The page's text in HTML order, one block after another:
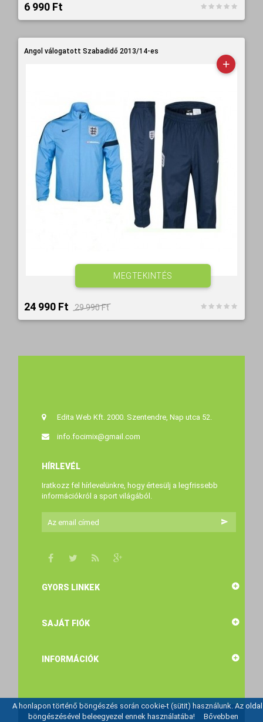
6 990 Ft‎
Angol válogatott Szabadidő 2013/14-es
24 990 Ft‎ 29 990 Ft‎
MEGTEKINTÉS
Edita Web Kft. 2000. Szentendre, Nap utca 52.
info.focimix@gmail.com
HÍRLEVÉL
Iratkozz fel hírlevelünkre, hogy értesülj a legfrissebb
információkról a sport világából.
GYORS LINKEK
SAJÁT FIÓK
INFORMÁCIÓK
A honlapon történő böngészés során cookie-t (sütit) használunk. Az oldal
böngészésével beleegyezel ennek használatába! Bővebben